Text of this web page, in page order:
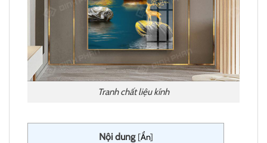
Tranh chất liệu kính
Nội dung [Ẩn]